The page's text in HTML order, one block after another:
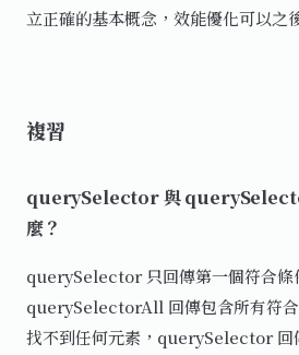
立正確的基本概念，效能優化可以之
複習
querySelector 與
麼？
querySelector 只回傳第一個符合條
querySelectorAll 回傳包含所有符
找不到任何元素，querySelector 回